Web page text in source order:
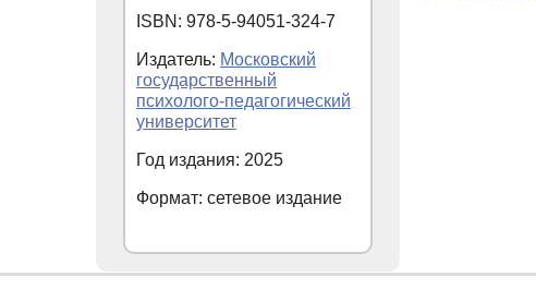
ISBN: 978-5-94051-324-7
Издатель: Московский
государственный
психолого-педагогический
университет
Год издания: 2025
Формат: сетевое издание